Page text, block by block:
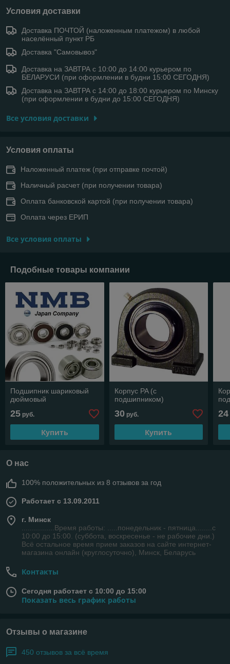
Условия доставки
Доставка ПОЧТОЙ (наложенным платежом) в любой
населённый пункт РБ
Доставка "Самовывоз"
Доставка на ЗАВТРА с 10:00 до 14:00 курьером по
БЕЛАРУСИ (при оформлении в будни 15:00 СЕГОДНЯ)
Доставка на ЗАВТРА с 14:00 до 18:00 курьером по Минску
(при оформлении в будни до 15:00 СЕГОДНЯ)
Все условия доставки
Условия оплаты
Наложенный платеж (при отправке почтой)
Наличный расчет (при получении товара)
Оплата банковской картой (при получении товара)
Оплата через ЕРИП
Все условия оплаты
Подобные товары компании
Подшипник шариковый
дюймовый
25 руб.
Купить
Корпус PA (с
подшипником)
30руб.
Купить
24
О нас
100% положительных из 8 отзывов за год
Работает с 13.09.2011
г. Минск
................Время работы: .....понедельник - пятница........с
10:00 до 15:00. (суббота, воскресенье - не рабочие дни.)
Всё остальное время прием заказов на сайте интернет-
магазина онлайн (круглосуточно), Минск, Беларусь
Контакты
Сегодня работает с 10:00 до 15:00
Показать весь график работы
Отзывы о магазине
450 отзывов за всё время